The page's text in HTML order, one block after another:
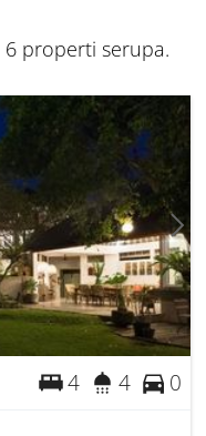
properti serupa.
4 4 0